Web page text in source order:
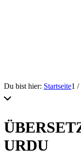
Du bist hier: Startseite1 /
URDU